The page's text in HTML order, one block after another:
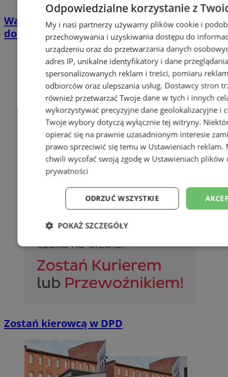
Wakacyjny wypoczynek nad Bałtykiem w
domkach Szmaragdowe Morze
Zostań kierowcą w DPD
Odpowiedzialne korzystanie z
My i nasi partnerzy używamy plików cookie i
przechowywania i uzyskiwania dostępu do
urządzeniu oraz do przetwarzania danych
adres IP, unikalne identyfikatory i dane
spersonalizowanych reklam i treści, pomiaru
odbiorców oraz ulepszania usług. Dostawcy stron
również przetwarzać Twoje dane w tych i innych
wykorzystywać precyzyjne dane geolokalizacyjne i
Twoje wybory dotyczą wyłącznie tej witryny.
opierać się na prawnie uzasadnionym interesie
prawo sprzeciwić się temu w Ustawieniach reklam.
chwili wycofać swoją zgodę w Ustawieniach plików
prywatności
ODRZUĆ WSZYSTKIE
POKAŻ SZCZEGÓŁY
Niezbędne Wydajność
Niesklasyfikowane
Niezbędne Wydajność Targetowanie